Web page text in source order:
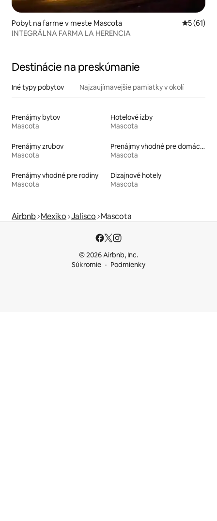
Pobyt na farme v meste Mascota
5 (61)
INTEGRÁLNA FARMA LA HERENCIA
Destinácie na preskúmanie
Iné typy pobytov Najzaujímavejšie pamiatky v okolí
Prenájmy bytov
Mascota
Hotelové izby
Mascota
Prenájmy zrubov
Mascota
Prenájmy vhodné pre domáce zvieratá
Mascota
Prenájmy vhodné pre rodiny
Mascota
Dizajnové hotely
Mascota
Airbnb Mexiko Jalisco Mascota
© 2026 Airbnb, Inc.
Súkromie
Podmienky